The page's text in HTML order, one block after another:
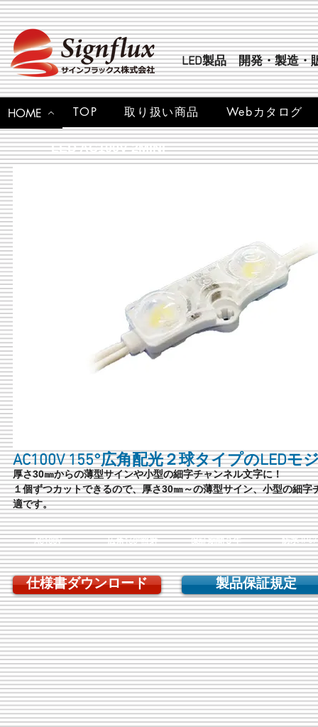
LED製品 開発・製造・
HOME TOP 取り扱い商品 Webカタログ
LED AC100V 2MINI
厚さ30㎜からの薄型サインや小型の細字チャンネル文字に！
１個ずつカットできるので、厚さ30㎜～の薄型サイン、小型の細字
適です。
AC100V 155°広角配光２球タイプのLEDモ
AC100V 広角160°照射 保証期間３年 ​防水 IP67
仕様書ダウンロード 製品保証規定